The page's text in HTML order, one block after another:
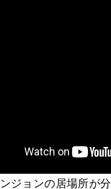
ジョンの居場所が